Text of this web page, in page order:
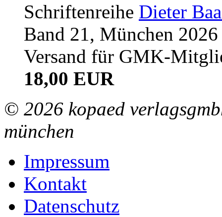
Schriftenreihe Dieter
Band 21, München
Versand für GMK-
18,00 EUR
© 2026 kopaed
münchen
Impressum
Kontakt
Datenschutz